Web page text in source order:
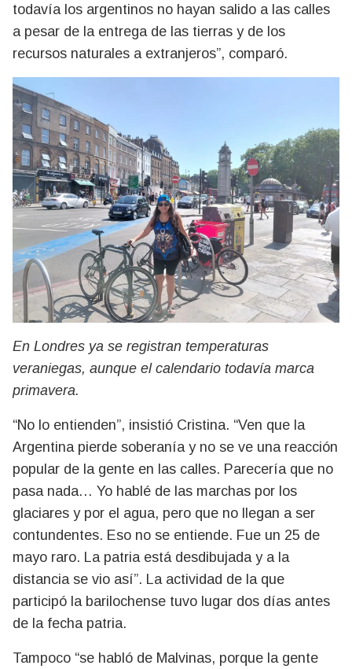
todavía los argentinos no hayan salido a las calles
a pesar de la entrega de las tierras y de los
recursos naturales a extranjeros”, comparó.
En Londres ya se registran temperaturas
veraniegas, aunque el calendario todavía marca
primavera.
“No lo entienden”, insistió Cristina. “Ven que la
Argentina pierde soberanía y no se ve una reacción
popular de la gente en las calles. Parecería que no
pasa nada… Yo hablé de las marchas por los
glaciares y por el agua, pero que no llegan a ser
contundentes. Eso no se entiende. Fue un 25 de
mayo raro. La patria está desdibujada y a la
distancia se vio así”. La actividad de la que
participó la barilochense tuvo lugar dos días antes
de la fecha patria.
Tampoco “se habló de Malvinas, porque la gente